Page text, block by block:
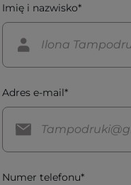
Imię i nazwisko*
Adres e-mail*
Numer telefonu*